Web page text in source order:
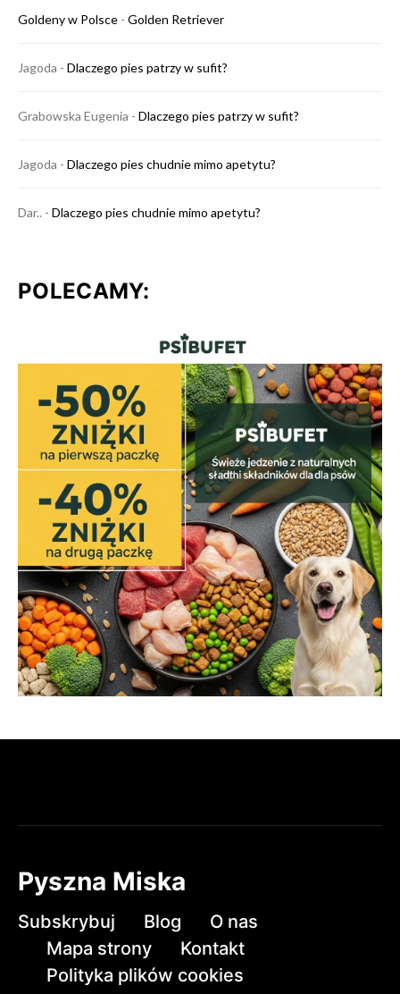
Goldeny w Polsce - Golden Retriever
Jagoda - Dlaczego pies patrzy w sufit?
Grabowska Eugenia - Dlaczego pies patrzy w sufit?
Jagoda - Dlaczego pies chudnie mimo apetytu?
Dar.. - Dlaczego pies chudnie mimo apetytu?
POLECAMY:
Pyszna Miska
Subskrybuj Blog
O nas
Mapa strony
Kontakt
Polityka plików cookies